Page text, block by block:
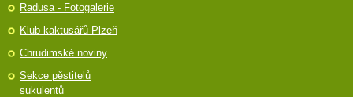
Radusa - Fotogalerie
Klub kaktusářů Plzeň
Chrudimské noviny
Sekce pěstitelů
sukulentů